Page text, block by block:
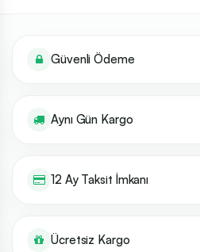
Güvenli Ödeme
Aynı Gün Kargo
12 Ay Taksit İmkanı
Ücretsiz Kargo